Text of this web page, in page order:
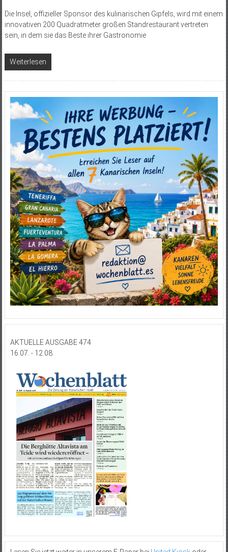
Die Insel, offizieller Sponsor des kulinarischen Gipfels, wird mit einem
innovativen 200 Quadratmeter großen Standrestaurant vertreten
sein, in dem sie das Beste ihrer Gastronomie
Weiterlesen
AKTUELLE AUSGABE 474
16.07. - 12.08.